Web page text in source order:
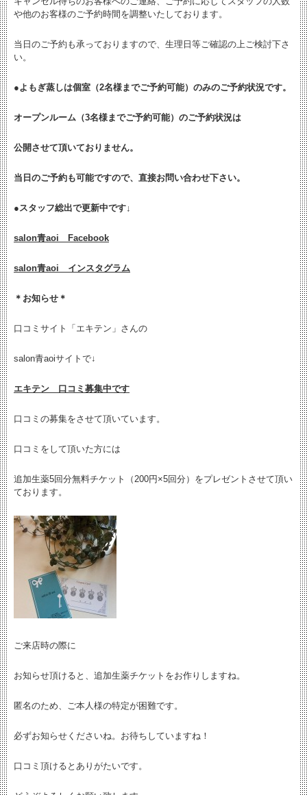
や他のお客様のご予約時間を調整いたしております。
当日のご予約も承っておりますので、生理日等ご確認の上ご検討下さ
い。
●よもぎ蒸しは個室（2名様までご予約可能）のみのご予約状況です。
オープンルーム（3名様までご予約可能）のご予約状況は
公開させて頂いておりません。
当日のご予約も可能ですので、直接お問い合わせ下さい。
●スタッフ総出で更新中です↓
salon青aoi Facebook
salon青aoi インスタグラム
＊お知らせ＊
口コミサイト「エキテン」さんの
salon青aoiサイトで↓
エキテン 口コミ募集中です
口コミの募集をさせて頂いています。
口コミをして頂いた方には
追加生薬5回分無料チケット（200円×5回分）をプレゼントさせて頂い
ております。
ご来店時の際に
お知らせ頂けると、追加生薬チケットをお作りしますね。
匿名のため、ご本人様の特定が困難です。
必ずお知らせくださいね。お待ちしていますね！
口コミ頂けるとありがたいです。